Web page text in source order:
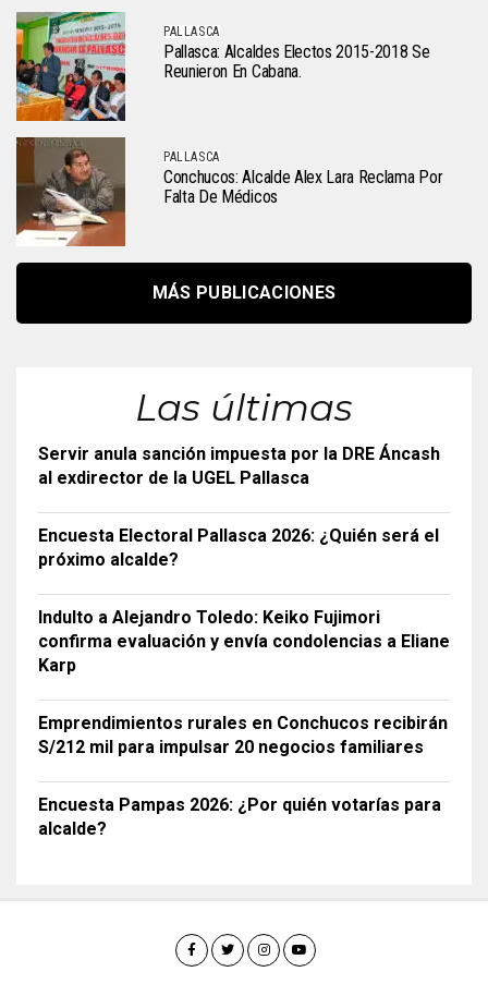
PALLASCA
Pallasca: Alcaldes Electos 2015-2018 Se
Reunieron En Cabana.
PALLASCA
Conchucos: Alcalde Alex Lara Reclama Por
Falta De Médicos
MÁS PUBLICACIONES
Las últimas
Servir anula sanción impuesta por la DRE Áncash
al exdirector de la UGEL Pallasca
Encuesta Electoral Pallasca 2026: ¿Quién será el
próximo alcalde?
Indulto a Alejandro Toledo: Keiko Fujimori
confirma evaluación y envía condolencias a Eliane
Karp
Emprendimientos rurales en Conchucos recibirán
S/212 mil para impulsar 20 negocios familiares
Encuesta Pampas 2026: ¿Por quién votarías para
alcalde?